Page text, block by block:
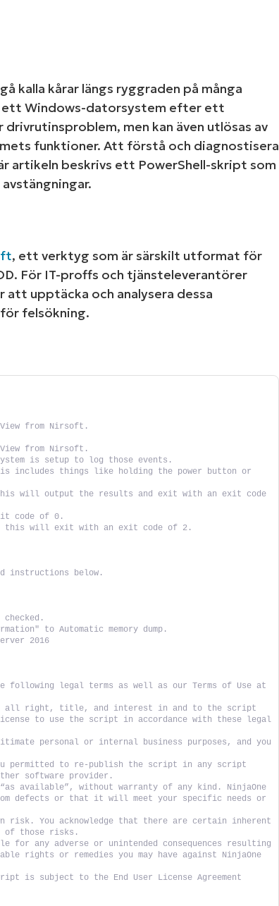
kalla kårar längs ryggraden på många
ett Windows-datorsystem efter ett
men kan även utlösas av
funktioner. Att förstå och diagnostisera
artikeln beskrivs ett PowerShell-skript som
, ett verktyg som är särskilt utformat för
För IT-proffs och tjänsteleverantörer
upptäcka och analysera dessa
felsökning.
from Nirsoft.
from Nirsoft.
is setup to log those events.
includes things like holding the power button or
will output the results and exit with an exit code
code of 0.
will exit with an exit code of 2.
instructions below.
checked.
to Automatic memory dump.
2016
following legal terms as well as our Terms of Use at
right, title, and interest in and to the script
to use the script in accordance with these legal
personal or internal business purposes, and you
permitted to re-publish the script in any script
software provider.
available”, without warranty of any kind. NinjaOne
defects or that it will meet your specific needs or
risk. You acknowledge that there are certain inherent
of those risks.
for any adverse or unintended consequences resulting
rights or remedies you may have against NinjaOne
is subject to the End User License Agreement